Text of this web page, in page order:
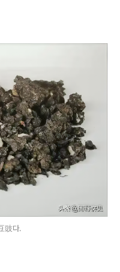
豉다.